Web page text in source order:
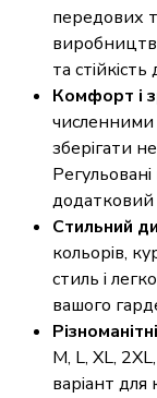
передових
та
Комфорт і
зберігати
додатковий
Стильний
кольорів,
стиль і
вашого
M, L, XL,
варіант для